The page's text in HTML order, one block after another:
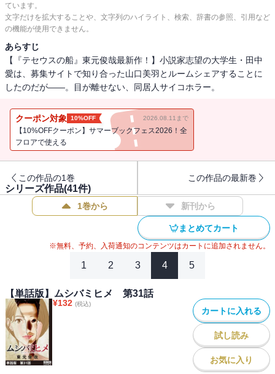
ています。
文字だけを拡大することや、文字列のハイライト、検索、辞書の参照、引用など
の機能が使用できません。
あらすじ
【『テセウスの船』東元俊哉最新作！】小説家志望の大学生・田中
愛は、募集サイトで知り合った山口美羽とルームシェアすることに
したのだが――。目が離せない、同居人サイコホラー。
クーポン対象 10%OFF 2026.08.11まで
【10%OFFクーポン】サマーブックフェス2026！全
フロアで使える
この作品の1巻 この作品の最新巻
シリーズ作品(41件)
1巻から 新刊から
まとめてカート
※無料、予約、入荷通知のコンテンツはカートに追加されません。
1 2 3 4 5
【単話版】ムシバミヒメ 第31話
¥132 (税込)
カートに入れる
試し読み
お気に入り